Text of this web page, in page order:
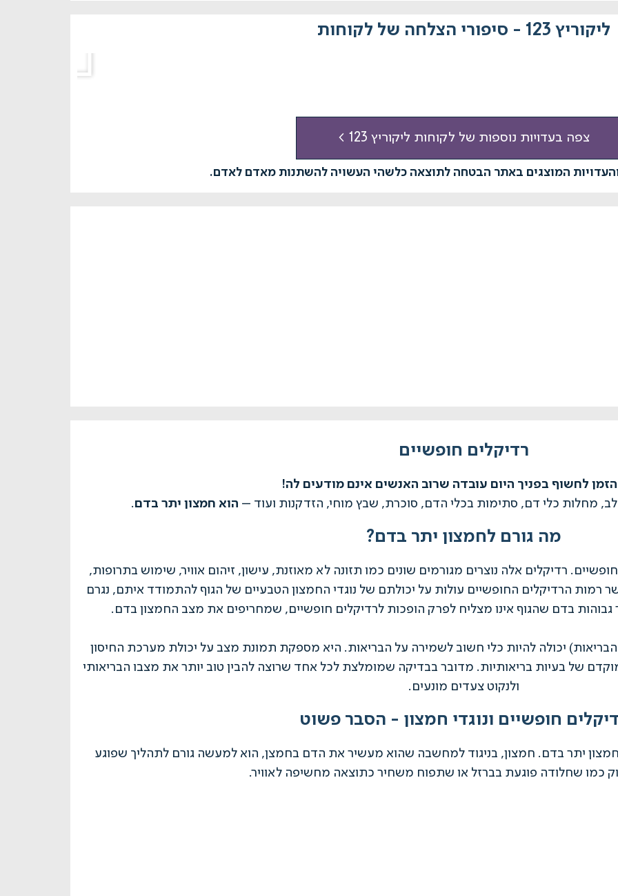
ליקוריץ 123 - סיפורי הצלחה של לקוחות
צפה בעדויות נוספות של לקוחות ליקוריץ 123 >
המוצגים באתר הבטחה לתוצאה כלשהי העשויה להשתנות מאדם לאדם.
רדיקלים חופשיים
הזמן לחשוף בפניך היום עובדה שרוב האנשים אינם מודעים לה!
לב, מחלות כלי דם, סתימות בכלי הדם, סוכרת, שבץ מוחי, הזדקנות ועוד – הוא חמצון יתר בדם.
מה גורם לחמצון יתר בדם?
רדיקלים אלה נוצרים מגורמים שונים כמו תזונה לא מאוזנת, עישון, זיהום אוויר, שימוש בתרופות,
רמות הרדיקלים החופשיים עולות על יכולתם של נוגדי החמצון הטבעיים של הגוף להתמודד איתם, נגרם
גבוהות בדם שהגוף אינו מצליח לפרק הופכות לרדיקלים חופשיים, שמחריפים את מצב החמצון בדם.
יכולה להיות כלי חשוב לשמירה על הבריאות. היא מספקת תמונת מצב על יכולת מערכת החיסון
של בעיות בריאותיות. מדובר בבדיקה שמומלצת לכל אחד שרוצה להבין טוב יותר את מצבו הבריאותי
ולנקוט צעדים מונעים.
חופשיים ונוגדי חמצון - הסבר פשוט
יתר בדם. חמצון, בניגוד למחשבה שהוא מעשיר את הדם בחמצן, הוא למעשה גורם לתהליך שפוגע
כמו שחלודה פוגעת בברזל או שתפוח משחיר כתוצאה מחשיפה לאוויר.